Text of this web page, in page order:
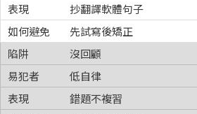
抄翻譯軟體句子
先試寫後矯正
沒回顧
低自律
錯題不複習